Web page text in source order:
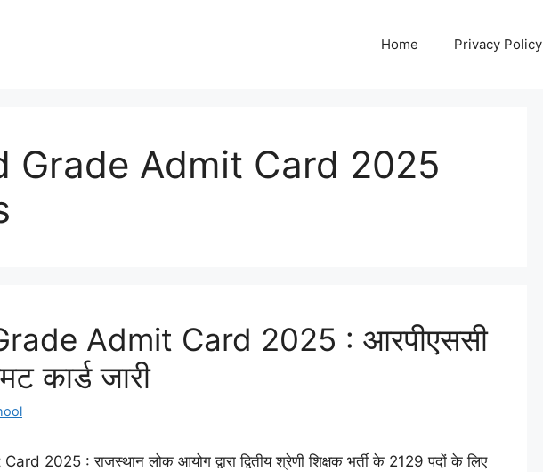
Home Privacy Policy
Grade Admit Card 2025
Admit Card 2025 : आरपीएससी
कार्ड जारी
2025 : राजस्थान लोक आयोग द्वारा द्वितीय श्रेणी शिक्षक भर्ती के 2129 पदों के लिए